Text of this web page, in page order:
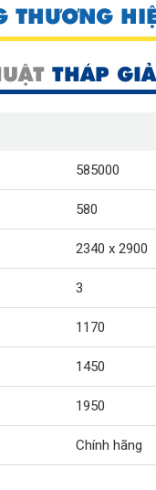
THƯƠNG
THÁP
585000
580
2340 x 2900
3
1170
1450
1950
Chính hãng